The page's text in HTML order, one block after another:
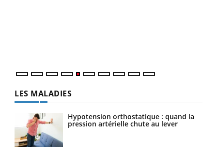
LES MALADIES
Hypotension orthostatique : quand la
pression artérielle chute au lever